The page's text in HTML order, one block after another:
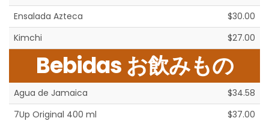
Ensalada Azteca
$30.00
Kimchi
$27.00
Bebidas お飲みもの
Agua de Jamaica
$34.58
7Up Original 400 ml
$37.00